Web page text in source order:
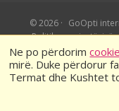
Ne po përdorim
mirë. Duke përdorur
Termat dhe Kushtet
© 2026 GoOpti
Politika e privatësisë